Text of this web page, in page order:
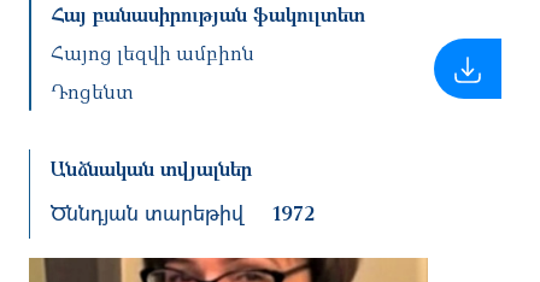
Հայ բանասիրության ֆակուլտետ
Հայոց լեզվի ամբիոն
Դոցենտ
Անձնական տվյալներ
Ծննդյան տարեթիվ 1972